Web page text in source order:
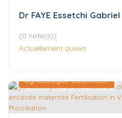
Dr FAYE Essetchi Gabriel
(0 note(s))
Actuellement ouvert
Gynécologue-Obstétricien